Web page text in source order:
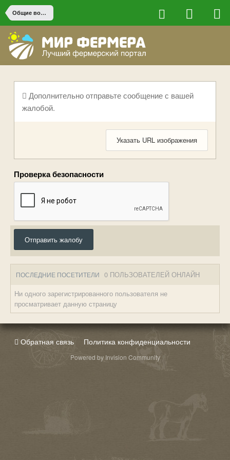
Общие вопросы
Дополнительно отправьте сообщение с вашей
жалобой.
Указать URL изображения
Проверка безопасности
Отправить жалобу
ПОСЛЕДНИЕ ПОСЕТИТЕЛИ 0 ПОЛЬЗОВАТЕЛЕЙ ОНЛАЙН
Ни одного зарегистрированного пользователя не
просматривает данную страницу
Обратная связь Политика конфиденциальности
Powered by Invision Community